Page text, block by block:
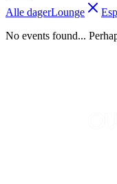
Alle dagerLounge
No events found...